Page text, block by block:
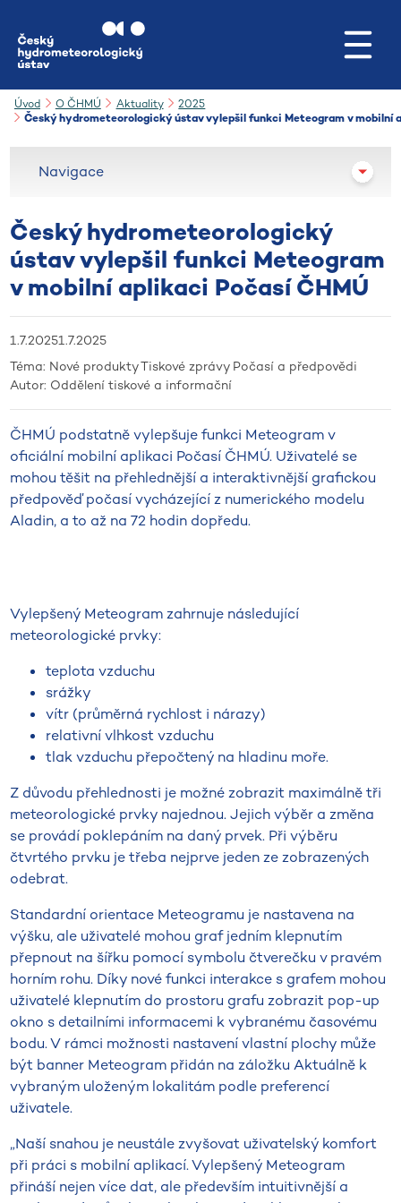
Úvod O ČHMÚ Aktuality
2025
Český hydrometeorologický ústav vylepšil funkci Meteogram v mobilní
Český hydrometeorologický
ústav vylepšil funkci Meteogram
v mobilní aplikaci Počasí ČHMÚ
1.7.20251.7.2025
Téma: Nové produktyTiskové zprávy Počasí a předpovědi
Autor: Oddělení tiskové a informační
ČHMÚ podstatně vylepšuje funkci Meteogram v
oficiální mobilní aplikaci Počasí ČHMÚ. Uživatelé se
mohou těšit na přehlednější a interaktivnější grafickou
předpověď počasí vycházející z numerického modelu
Aladin, a to až na 72 hodin dopředu.
Vylepšený Meteogram zahrnuje následující
meteorologické prvky:
teplota vzduchu
srážky
vítr (průměrná rychlost i nárazy)
relativní vlhkost vzduchu
tlak vzduchu přepočtený na hladinu moře.
Z důvodu přehlednosti je možné zobrazit maximálně tři
meteorologické prvky najednou. Jejich výběr a změna
se provádí poklepáním na daný prvek. Při výběru
čtvrtého prvku je třeba nejprve jeden ze zobrazených
odebrat.
Standardní orientace Meteogramu je nastavena na
výšku, ale uživatelé mohou graf jedním klepnutím
přepnout na šířku pomocí symbolu čtverečku v pravém
horním rohu. Díky nové funkci interakce s grafem mohou
uživatelé klepnutím do prostoru grafu zobrazit pop-up
okno s detailními informacemi k vybranému časovému
bodu. V rámci možnosti nastavení vlastní plochy může
být banner Meteogram přidán na záložku Aktuálně k
vybraným uloženým lokalitám podle preferencí
uživatele.
„Naší snahou je neustále zvyšovat uživatelský komfort
při práci s mobilní aplikací. Vylepšený Meteogram
přináší nejen více dat, ale především intuitivnější a
Navigace